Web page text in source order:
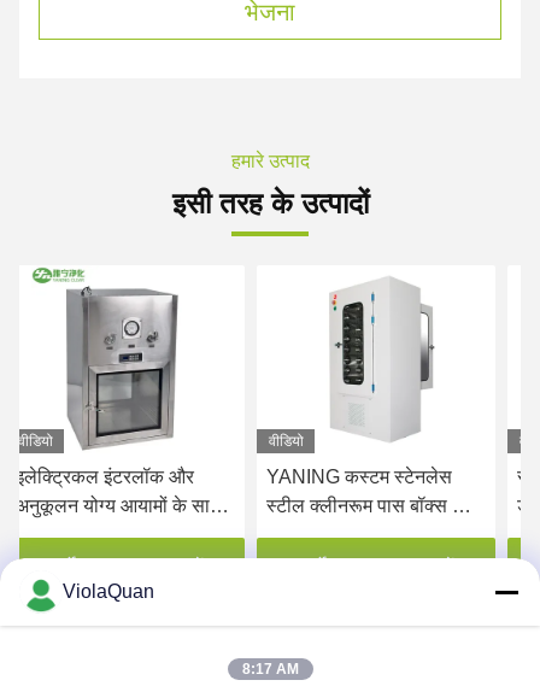
भेजना
हमारे उत्पाद
इसी तरह के उत्पादों
वीडियो
इलेक्ट्रिकल इंटरलॉक और
अनुकूलन योग्य आयामों के साथ
स्टेनलेस स्टील SUS304/201
क्लीनरूम पास बॉक्स
वीडियो
YANING कस्टम स्टेनलेस
स्टील क्लीनरूम पास बॉक्स के
साथ इलेक्ट्रॉनिक इंटरलॉक और
यूवी नसबंदी अस्पताल क्लीनरूम
ViolaQuan
8:17 AM